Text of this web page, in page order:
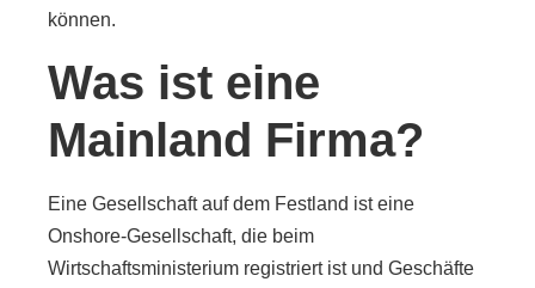
können.
Was ist eine
Mainland Firma?
Eine Gesellschaft auf dem Festland ist eine
Onshore-Gesellschaft, die beim
Wirtschaftsministerium registriert ist und Geschäfte